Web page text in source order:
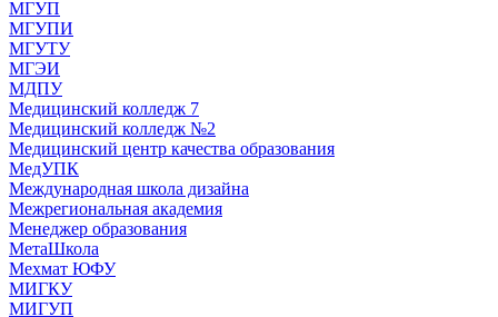
МГУП
МГУПИ
МГУТУ
МГЭИ
МДПУ
Медицинский колледж 7
Медицинский колледж №2
Медицинский центр качества образования
МедУПК
Международная школа дизайна
Межрегиональная академия
Менеджер образования
МетаШкола
Мехмат ЮФУ
МИГКУ
МИГУП